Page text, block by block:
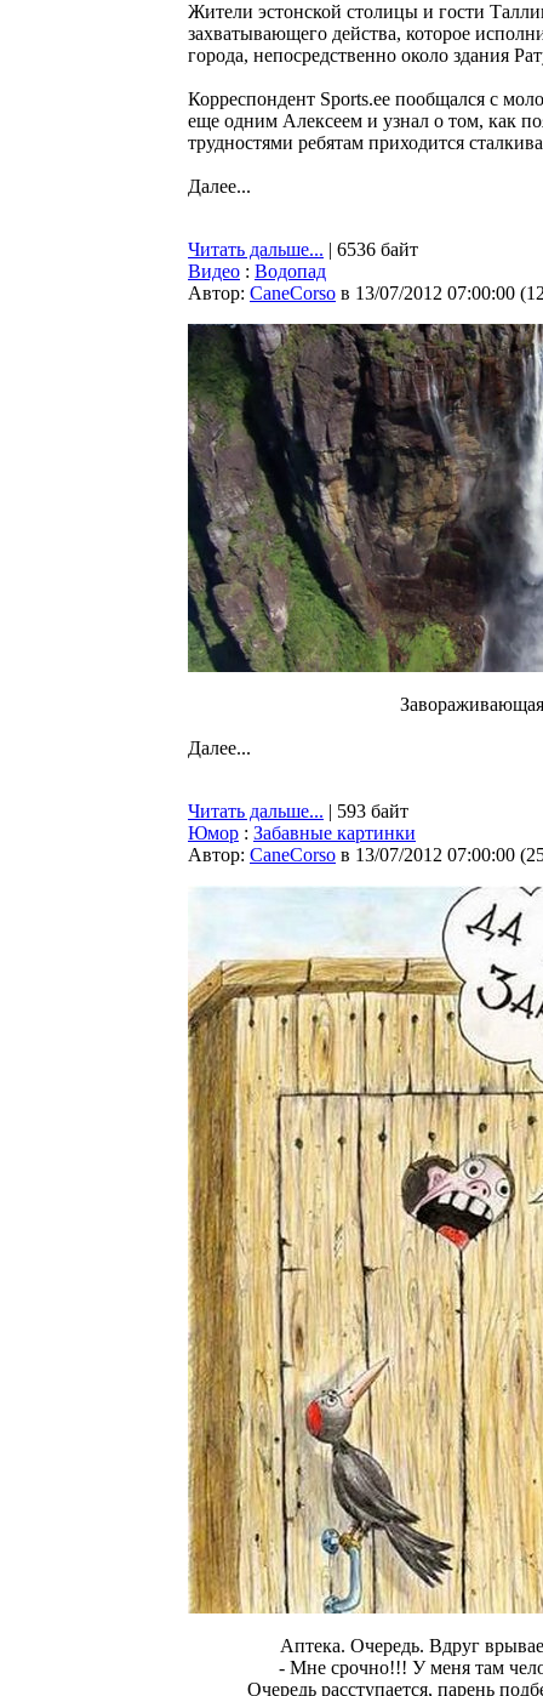
Жители эстонской столицы и гости
захватывающего действа, которое
города, непосредственно около здания
Корреспондент Sports.ee пообщался с
еще одним Алексеем и узнал о том, как
трудностями ребятам приходится
Далее...
Читать дальше... | 6536 байт
Видео : Водопад
Автор: CaneCorso в 13/07/2012 07:00:00 (
Далее...
Читать дальше... | 593 байт
Юмор : Забавные картинки
Автор: CaneCorso в 13/07/2012 07:00:00 (
Аптека. Очередь. Вдруг
- Мне срочно!!! У меня там
Очередь расступается, парень